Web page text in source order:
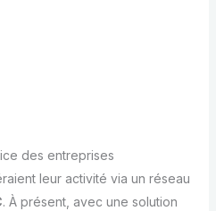
des entreprises
leur activité via un réseau
. À présent, avec une solution